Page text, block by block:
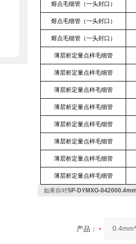
熔点毛细管（一头封口）
熔点毛细管（一头封口）
熔点毛细管（一头封口）
薄层析定量点样毛细管
薄层析定量点样毛细管
薄层析定量点样毛细管
薄层析定量点样毛细管
薄层析定量点样毛细管
薄层析定量点样毛细管
薄层析定量点样毛细管
薄层析定量点样毛细管
如果你对SP-DYMXG-
产品：